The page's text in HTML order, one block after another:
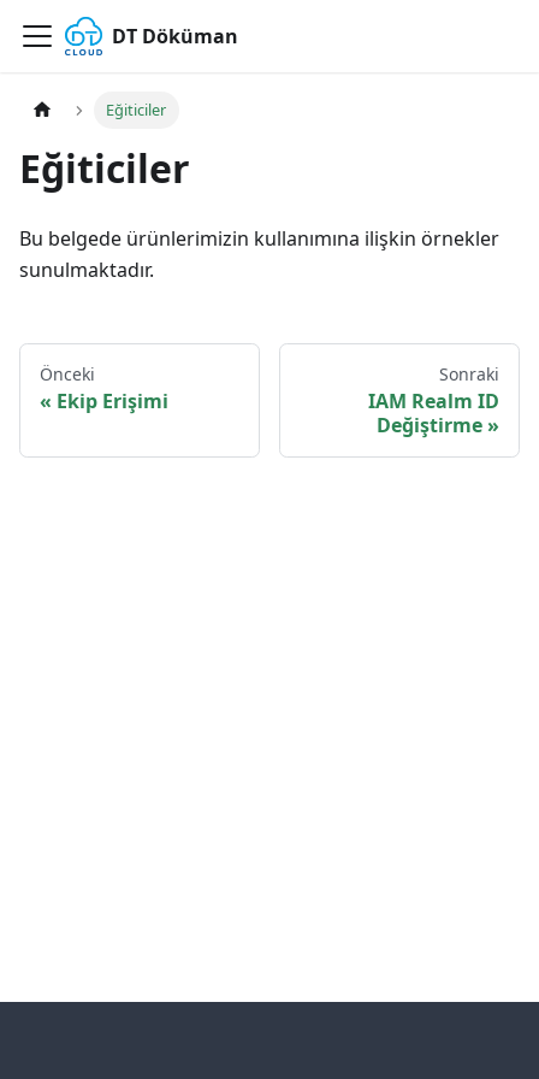
DT Döküman
Eğiticiler
Eğiticiler
Bu belgede ürünlerimizin kullanımına ilişkin örnekler
sunulmaktadır.
Önceki
Ekip Erişimi
Sonraki
IAM Realm ID
Değiştirme